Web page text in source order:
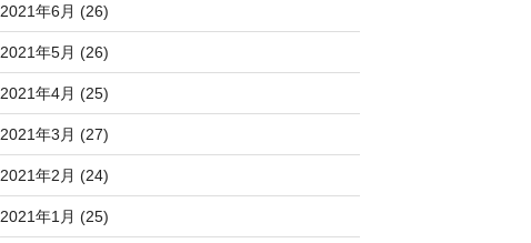
2021年6月 (26)
2021年5月 (26)
2021年4月 (25)
2021年3月 (27)
2021年2月 (24)
2021年1月 (25)